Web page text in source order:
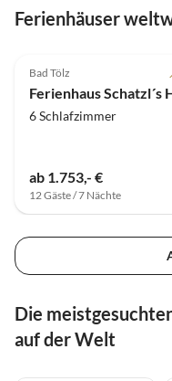
Ferienhäuser
Bad Tölz
Ferienhaus Schatzl´s
6 Schlafzimmer
ab 1.753,- €
12 Gäste / 7 Nächte
Die
auf der Welt